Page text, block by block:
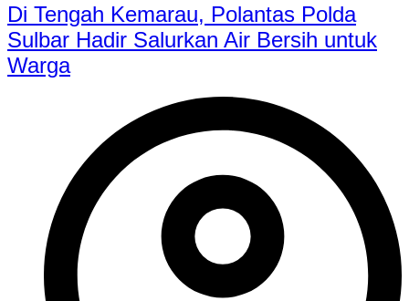
Di Tengah Kemarau, Polantas Polda
Sulbar Hadir Salurkan Air Bersih untuk
Warga